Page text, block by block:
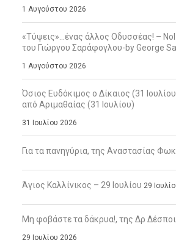
1 Αυγούστου 2026
«Τύψεις»…ένας άλλος Οδυσσέας! –
του Γιώργου Σαράφογλου-by George
1 Αυγούστου 2026
Όσιος Ευδόκιμος ο Δίκαιος (31
από Αριμαθαίας (31 Ιουλίου)
31 Ιουλίου 2026
Για τα πανηγύρια, της Αναστασίας
Άγιος Καλλίνικος – 29 Ιουλίου 29
Μη φοβάστε τα δάκρυα!, της Δρ
29 Ιουλίου 2026